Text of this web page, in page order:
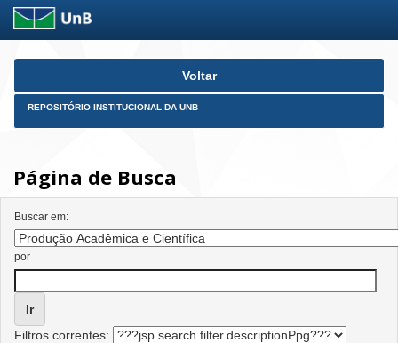
Skip
Voltar
REPOSITÓRIO INSTITUCIONAL DA UNB
Página de Busca
Buscar em:
por
Filtros correntes: